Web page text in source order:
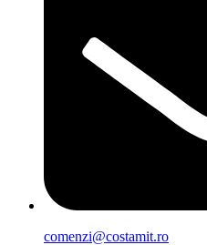
comenzi@costamit.ro